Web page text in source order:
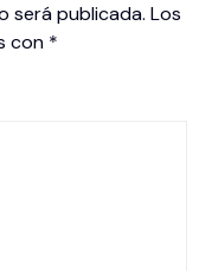
será publicada. Los
con *